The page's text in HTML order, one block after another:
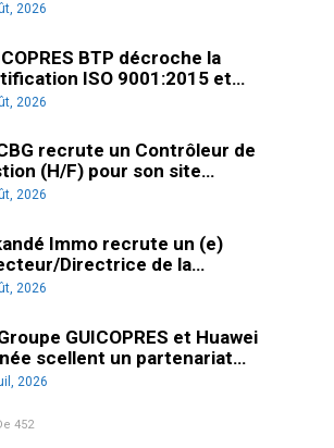
2026
BTP décroche la
ISO 9001:2015 et…
2026
recrute un Contrôleur de
(H/F) pour son site…
2026
Immo recrute un (e)
Directrice de la…
2026
GUICOPRES et Huawei
scellent un partenariat…
2026
452